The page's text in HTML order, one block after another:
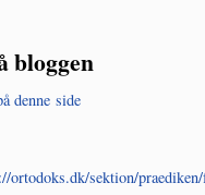
bloggen
den­ne side
ortodoks.dk/sektion/praediken/